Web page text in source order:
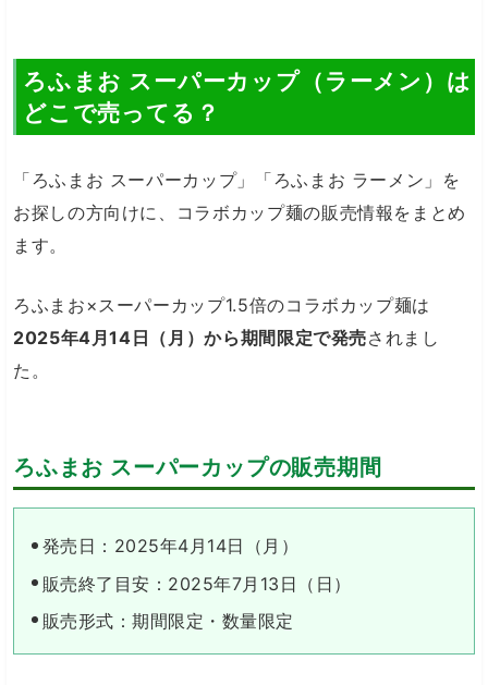
ろふまお スーパーカップ（ラーメン）は
どこで売ってる？
「ろふまお スーパーカップ」「ろふまお ラーメン」を
お探しの方向けに、コラボカップ麺の販売情報をまとめ
ます。
ろふまお×スーパーカップ1.5倍のコラボカップ麺は
2025年4月14日（月）から期間限定で発売されまし
た。
ろふまお スーパーカップの販売期間
発売日：2025年4月14日（月）
販売終了目安：2025年7月13日（日）
販売形式：期間限定・数量限定